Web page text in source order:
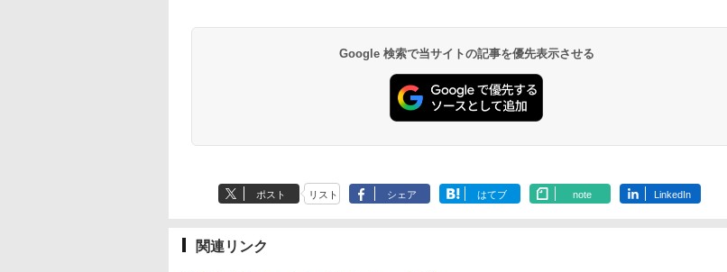
￥1,292
マニュアル AI副業に
もKindle出版にも！
非エンジニアのため
のAIコーディング入
￥99
ズ (はぴーイラスト
￥480
るさ自動調整、色調
持続バッテリー、広
告なし、メタリック
￥27,980
ト、12週間持続バッ
ブラック
￥22,980
レイ、色調調節ライ
ッテリー、広告無
し、ブラック (2025
年発売)
￥31,980
Google 検索で当サイトの記事を優先表示させる
ポスト リスト シェア はてブ note LinkedIn
関連リンク